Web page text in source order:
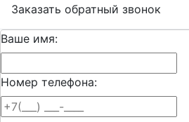
Заказать обратный звонок
Ваше имя:
Номер телефона: